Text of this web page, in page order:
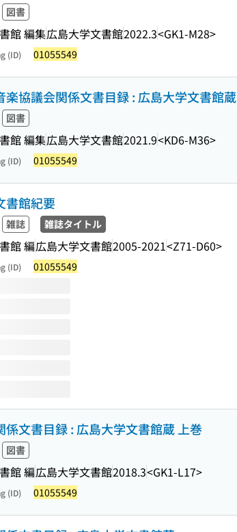
図書
館 編集広島大学文書館2022.3<GK1-M28>
(ID) 01055549
楽協議会関係文書目録 : 広島大学文書館蔵
図書
館 編集広島大学文書館2021.9<KD6-M36>
(ID) 01055549
書館紀要
雑誌 雑誌タイトル
館 編広島大学文書館2005-2021<Z71-D60>
(ID) 01055549
title
係文書目録 : 広島大学文書館蔵 上巻
図書
館 編広島大学文書館2018.3<GK1-L17>
(ID) 01055549